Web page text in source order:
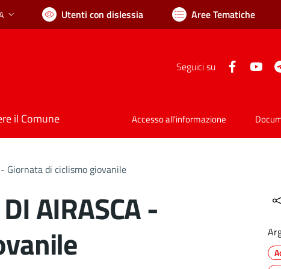
attiva: Utenti con dislessia Aree Tematiche
Seguici su Facebook
il Comune Accesso all'informazione
- Giornata di ciclismo giovanile
AIRASCA -